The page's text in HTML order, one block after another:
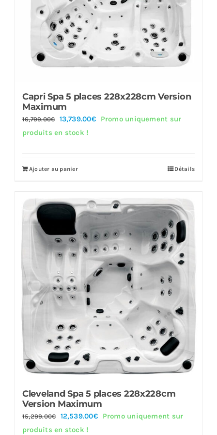
Capri Spa 5 places 228x228cm Version
Maximum
16,799.00€
Le
prix
16,799.00€.
13,739.00€LePromo uniquement sur
produits en stock !
Ajouter au panier Détails
Offre!
Cleveland Spa 5 places 228x228cm
Version Maximum
15,299.00€
Le
prix
12,539.00€LePromo uniquement sur
produits en stock !